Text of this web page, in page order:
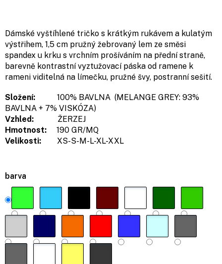
barva
Dámské vyštíhlené tričko s krátkým rukávem a kulatým
výstřihem, 1,5 cm pružný žebrovaný lem ze směsi
spandex u krku s vrchním prošíváním na přední straně,
barevně kontrastní vyztužovací páska od ramene k
rameni viditelná na límečku, pružné švy, postranní sešití.
Složení: 100% BAVLNA (MELANGE GREY: 93%
BAVLNA + 7% VISKÓZA)
Vzhled:
ŽERZEJ
Hmotnost:
190 GR/MQ
Velikosti:
XS-S-M-L-XL-XXL